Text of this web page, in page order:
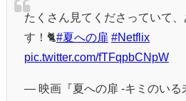
たくさん見てくださっていて
す！🐈#夏への扉 #Netflix
pic.twitter.com/fTFqpbCNpW
— 映画『夏への扉 -キミのいる